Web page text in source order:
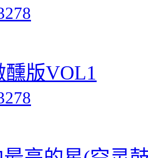
版VOL1